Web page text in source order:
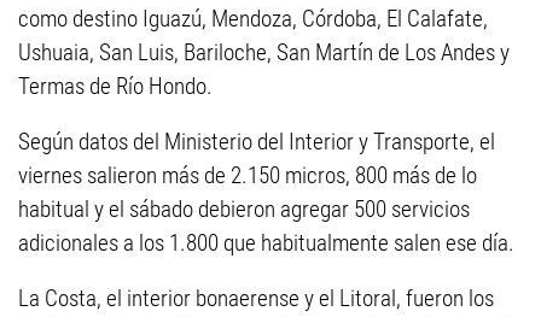
como destino Iguazú, Mendoza, Córdoba, El Calafate,
Ushuaia, San Luis, Bariloche, San Martín de Los Andes y
Termas de Río Hondo.
Según datos del Ministerio del Interior y Transporte, el
viernes salieron más de 2.150 micros, 800 más de lo
habitual y el sábado debieron agregar 500 servicios
adicionales a los 1.800 que habitualmente salen ese día.
La Costa, el interior bonaerense y el Litoral, fueron los